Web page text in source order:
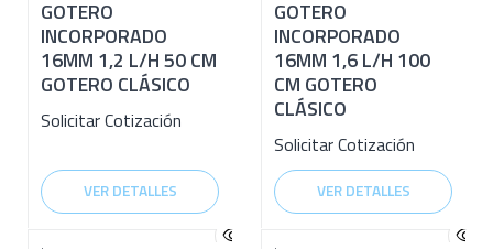
GOTERO
INCORPORADO
16MM 1,2 L/H 50 CM
GOTERO CLÁSICO
Solicitar Cotización
VER DETALLES
GOTERO
INCORPORADO
16MM 1,6 L/H 100
CM GOTERO
CLÁSICO
Solicitar Cotización
VER DETALLES